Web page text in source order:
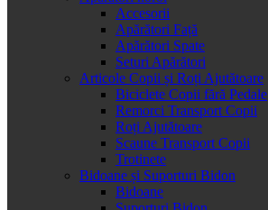
Accesorii
Apărători Față
Apărători Spate
Seturi Apărători
Articole Copii și Roți Ajutătoare
Biciclete Copii fără Pedale
Remorci Transport Copii
Roți Ajutătoare
Scaune Transport Copii
Trotinete
Bidoane și Suporturi Bidon
Bidoane